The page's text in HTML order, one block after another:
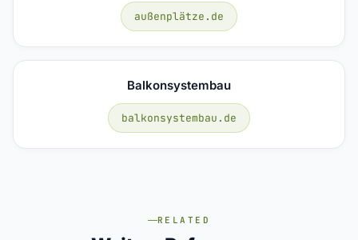
außenplätze.de
Balkonsystembau
balkonsystembau.de
RELATED